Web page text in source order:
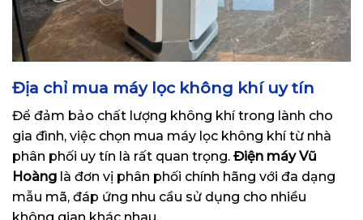
Địa chỉ mua máy lọc không khí uy tín
Để đảm bảo chất lượng không khí trong lành cho
gia đình, việc chọn mua máy lọc không khí từ nhà
phân phối uy tín là rất quan trọng. Điện máy Vũ
Hoàng là đơn vị phân phối chính hãng với đa dạng
mẫu mã, đáp ứng nhu cầu sử dụng cho nhiều